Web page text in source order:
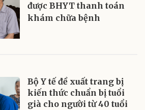
được BHYT thanh toán
khám chữa bệnh
Bộ Y tế đề xuất trang bị
kiến thức chuẩn bị tuổi
già cho người từ 40 tuổi